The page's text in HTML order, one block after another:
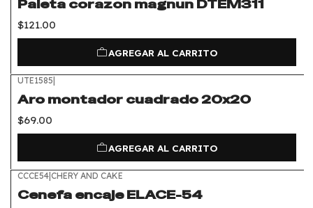
Paleta corazon magnun DTEM311
$121.00
AGREGAR AL CARRITO
UTE1585|
Aro montador cuadrado 20x20
$69.00
AGREGAR AL CARRITO
CCCE54|CHERY AND CAKE
Cenefa encaje ELACE-54